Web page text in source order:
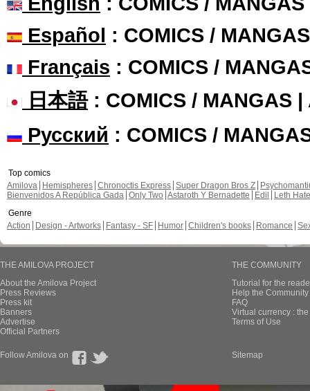
Español : COMICS /
Français : COMICS /
日本語: COMICS / MANGAS |
Русский : COMICS /
Top comics
Amilova
Hemispheres Chronoctis Express Super Dragon Bros Z
Bienvenidos A República Gada Only Two Astaroth Y Bernadette Edil
Leth Hate
Genre
Action
Design - Artworks Fantasy - SF Humor Children's books Romance
THE AMILOVA PROJECT
About the Amilova Project
Press Reviews
Press kit
Banners
Advertise
Official Partners
THE COMMUNITY
Tutorial for the
Help the
FAQ
Virtual currency :
Terms of Use
Follow Amilova on Sitemap